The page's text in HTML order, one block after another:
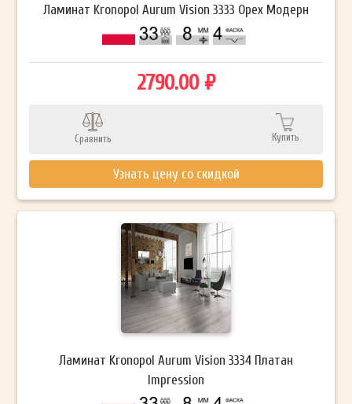
Ламинат Kronopol Aurum Vision 3333 Орех Модерн
2790.00 ₽
Сравнить Купить
Узнать цену со скидкой
Ламинат Kronopol Aurum Vision 3334 Платан
Impression